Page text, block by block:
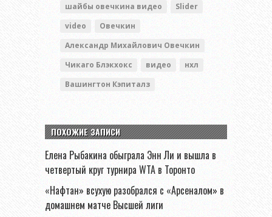
шайбы овечкина видео
Slider
video
Овечкин
Александр Михайлович Овечкин
Чикаго Блэкхокс
видео
нхл
Вашингтон Кэпиталз
ПОХОЖИЕ ЗАПИСИ
Елена Рыбакина обыграла Энн Ли и вышла в
четвертый круг турнира WTA в Торонто
«Нафтан» всухую разобрался с «Арсеналом» в
домашнем матче Высшей лиги